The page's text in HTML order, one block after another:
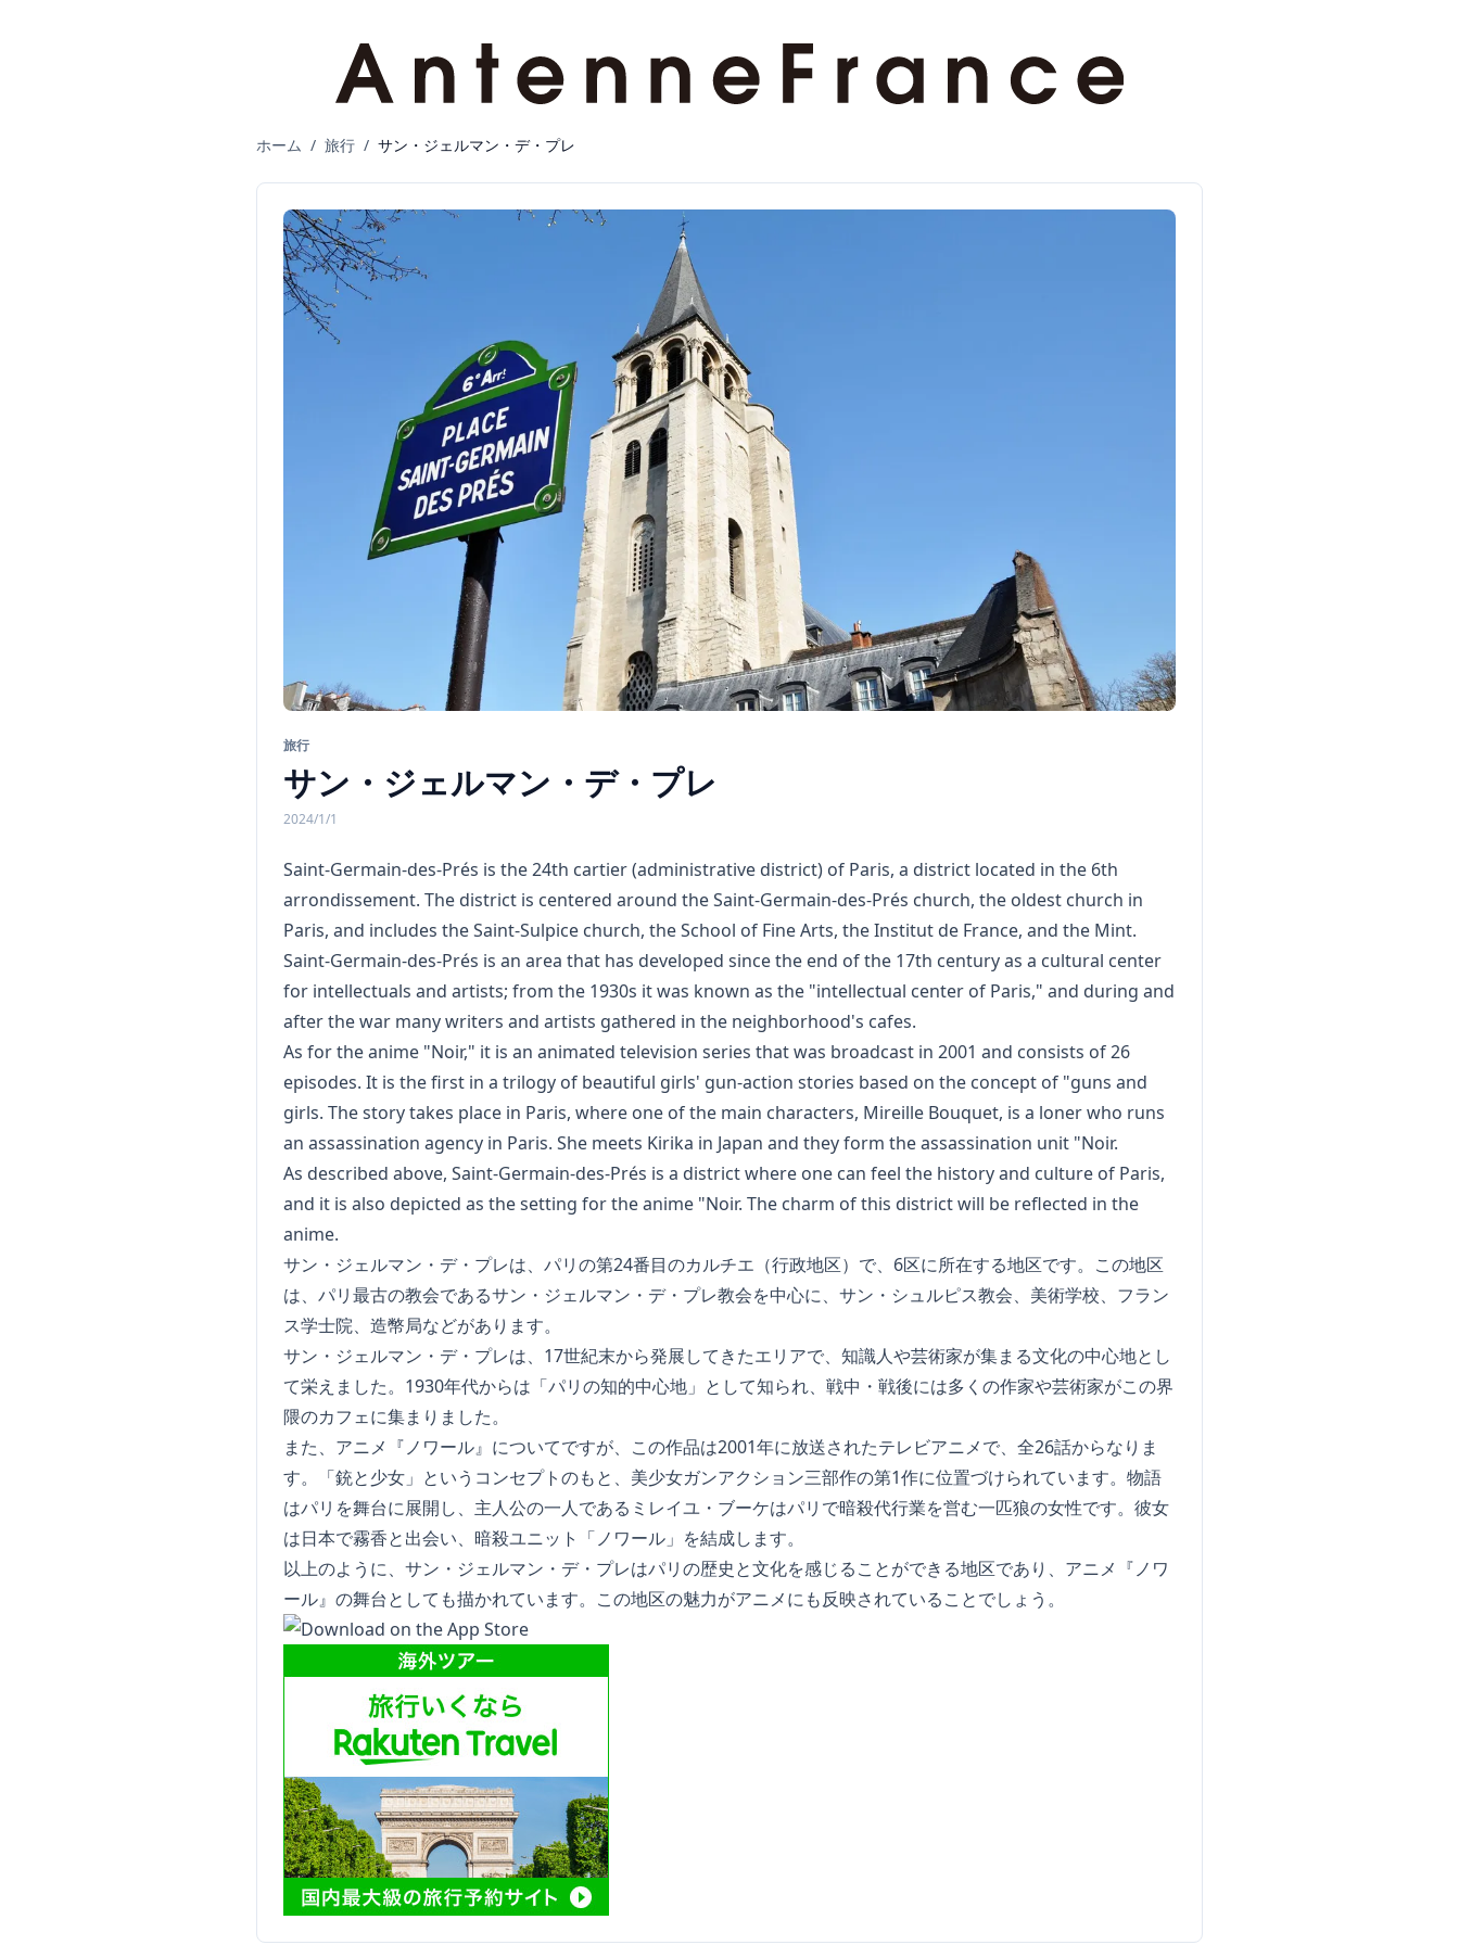
ホーム / 旅行 / サン・ジェルマン・デ・プレ
旅行
サン・ジェルマン・デ・プレ
2024/1/1
Saint-Germain-des-Prés is the 24th cartier (administrative district) of Paris, a district located in the 6th
arrondissement. The district is centered around the Saint-Germain-des-Prés church, the oldest church in
Paris, and includes the Saint-Sulpice church, the School of Fine Arts, the Institut de France, and the Mint.
Saint-Germain-des-Prés is an area that has developed since the end of the 17th century as a cultural center
for intellectuals and artists; from the 1930s it was known as the "intellectual center of Paris," and during and
after the war many writers and artists gathered in the neighborhood's cafes.
As for the anime "Noir," it is an animated television series that was broadcast in 2001 and consists of 26
episodes. It is the first in a trilogy of beautiful girls' gun-action stories based on the concept of "guns and
girls. The story takes place in Paris, where one of the main characters, Mireille Bouquet, is a loner who runs
an assassination agency in Paris. She meets Kirika in Japan and they form the assassination unit "Noir.
As described above, Saint-Germain-des-Prés is a district where one can feel the history and culture of Paris,
and it is also depicted as the setting for the anime "Noir. The charm of this district will be reflected in the
anime.
サン・ジェルマン・デ・プレは、パリの第24番目のカルチエ（行政地区）で、6区に所在する地区です。この地区
は、パリ最古の教会であるサン・ジェルマン・デ・プレ教会を中心に、サン・シュルピス教会、美術学校、フラン
ス学士院、造幣局などがあります。
サン・ジェルマン・デ・プレは、17世紀末から発展してきたエリアで、知識人や芸術家が集まる文化の中心地とし
て栄えました。1930年代からは「パリの知的中心地」として知られ、戦中・戦後には多くの作家や芸術家がこの界
隈のカフェに集まりました。
また、アニメ『ノワール』についてですが、この作品は2001年に放送されたテレビアニメで、全26話からなりま
す。「銃と少女」というコンセプトのもと、美少女ガンアクション三部作の第1作に位置づけられています。物語
はパリを舞台に展開し、主人公の一人であるミレイユ・ブーケはパリで暗殺代行業を営む一匹狼の女性です。彼女
は日本で霧香と出会い、暗殺ユニット「ノワール」を結成します。
以上のように、サン・ジェルマン・デ・プレはパリの歴史と文化を感じることができる地区であり、アニメ『ノワ
ール』の舞台としても描かれています。この地区の魅力がアニメにも反映されていることでしょう。